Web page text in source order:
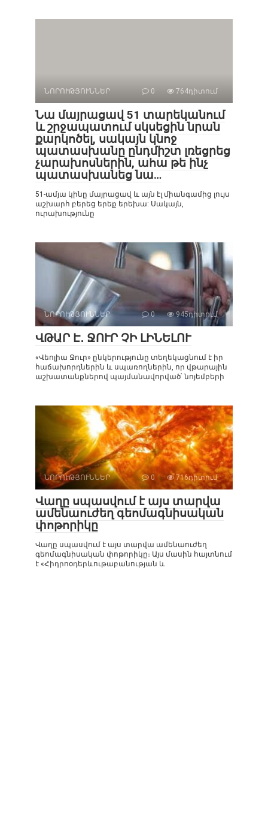
ՆՈՐՈՒԹՅՈՒՆՆԵՐ 0 764դիտում
Նա մայրացավ 51 տարեկանում
և շրջապատում սկսեցին նրան
քարկոծել, սակայն կնոջ
պատասխանը ընդմիշտ լռեցրեց
չարախոսներին, ահա թե ինչ
պատասխանեց նա…
51-ամյա կինը մայրացավ և այն էլ միանգամից լույս
աշխարհ բերեց երեք երեխա: Սակայն,
ուրախությունը
ՆՈՐՈՒԹՅՈՒՆՆԵՐ 0 945դիտում
ՎԹԱՐ Է․ ՋՈՒՐ ՉԻ ԼԻՆԵԼՈՒ
«Վեոլիա Ջուր» ընկերությունը տեղեկացնում է իր
հաճախորդներին և սպառողներին, որ վթարային
աշխատանքներով պայմանավորված՝ նոյեմբերի
ՆՈՐՈՒԹՅՈՒՆՆԵՐ 0 716դիտում
Վաղը սպասվում է այս տարվա
ամենաուժեղ գեոմագնիսական
փոթորիկը
Վաղը սպասվում է այս տարվա ամենաուժեղ
գեոմագնիսական փոթորիկը։ Այս մասին հայտնում
է «Հիդրոօդերևութաբանության և